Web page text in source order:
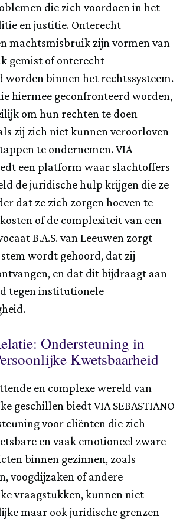
die zich voordoen in het
en justitie. Onterecht
machtsmisbruik zijn vormen van
gemist of onterecht
worden binnen het rechtssysteem.
hiermee geconfronteerd worden,
om hun rechten te doen
zij zich niet kunnen veroorloven
te ondernemen. VIA
een platform waar slachtoffers
de juridische hulp krijgen die ze
dat ze zich zorgen hoeven te
of de complexiteit van een
B.A.S. van Leeuwen zorgt
wordt gehoord, dat zij
en dat dit bijdraagt aan
tegen institutionele
Ondersteuning in
Kwetsbaarheid
en complexe wereld van
geschillen biedt VIA SEBASTIANO
voor cliënten die zich
en vaak emotioneel zware
binnen gezinnen, zoals
voogdijzaken of andere
vraagstukken, kunnen niet
maar ook juridische grenzen